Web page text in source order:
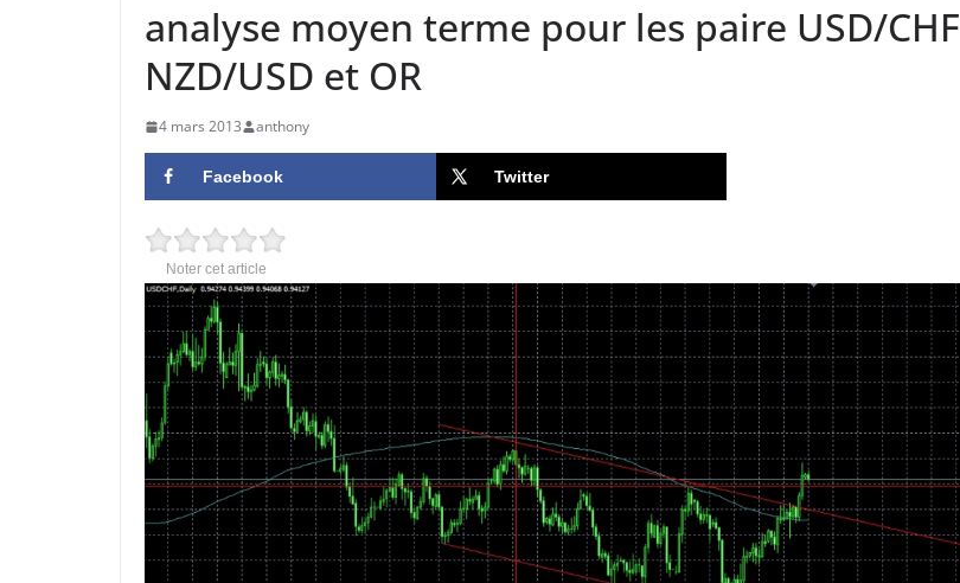
analyse moyen terme pour les paire USD/CHF
NZD/USD et OR
4 mars 2013 anthony
Facebook Twitter
Noter cet article